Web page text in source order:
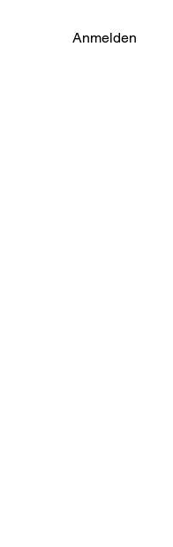
Anmelden